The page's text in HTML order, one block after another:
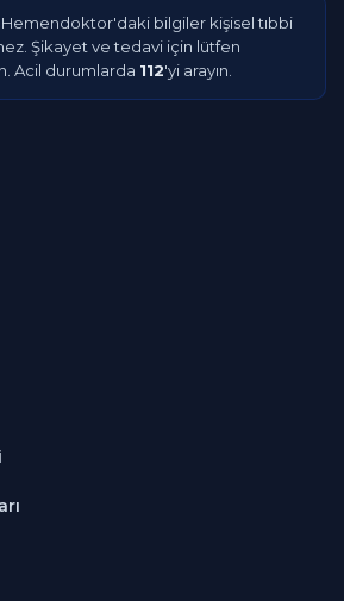
Hemendoktor'daki bilgiler kişisel tıbbi
Şikayet ve tedavi için lütfen
Acil durumlarda 112'yi arayın.